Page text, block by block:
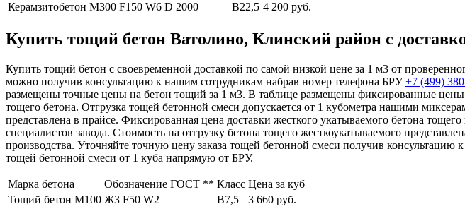
Керамзитобетон М300 F150 W6 D 2000 В22,5 4 200 руб.
Купить тощий бетон Ватолино, Клинский район с
Купить тощий бетон с своевременной доставкой по самой низкой цене за 1 м3 от
можно получив консультацию к нашим сотрудникам набрав номер телефона БРУ+7 (499)
размещены точные цены на бетон тощий за 1 м3. В таблице размещены фиксированные
тощего бетона. Отгрузка тощей бетонной смеси допускается от 1 кубометра нашими
представлена в прайсе. Фиксированная цена доставки жесткого укатываемого бетона
специалистов завода. Стоимость на отгрузку бетона тощего жесткоукатываемого
производства. Уточняйте точную цену заказа тощей бетонной смеси получив
тощей бетонной смеси от 1 куба напрямую от БРУ.
Марка бетона Обозначение ГОСТ ** Класс Цена за куб
Тощий бетон М100 Ж3 F50 W2 В7,5
3 660 руб.